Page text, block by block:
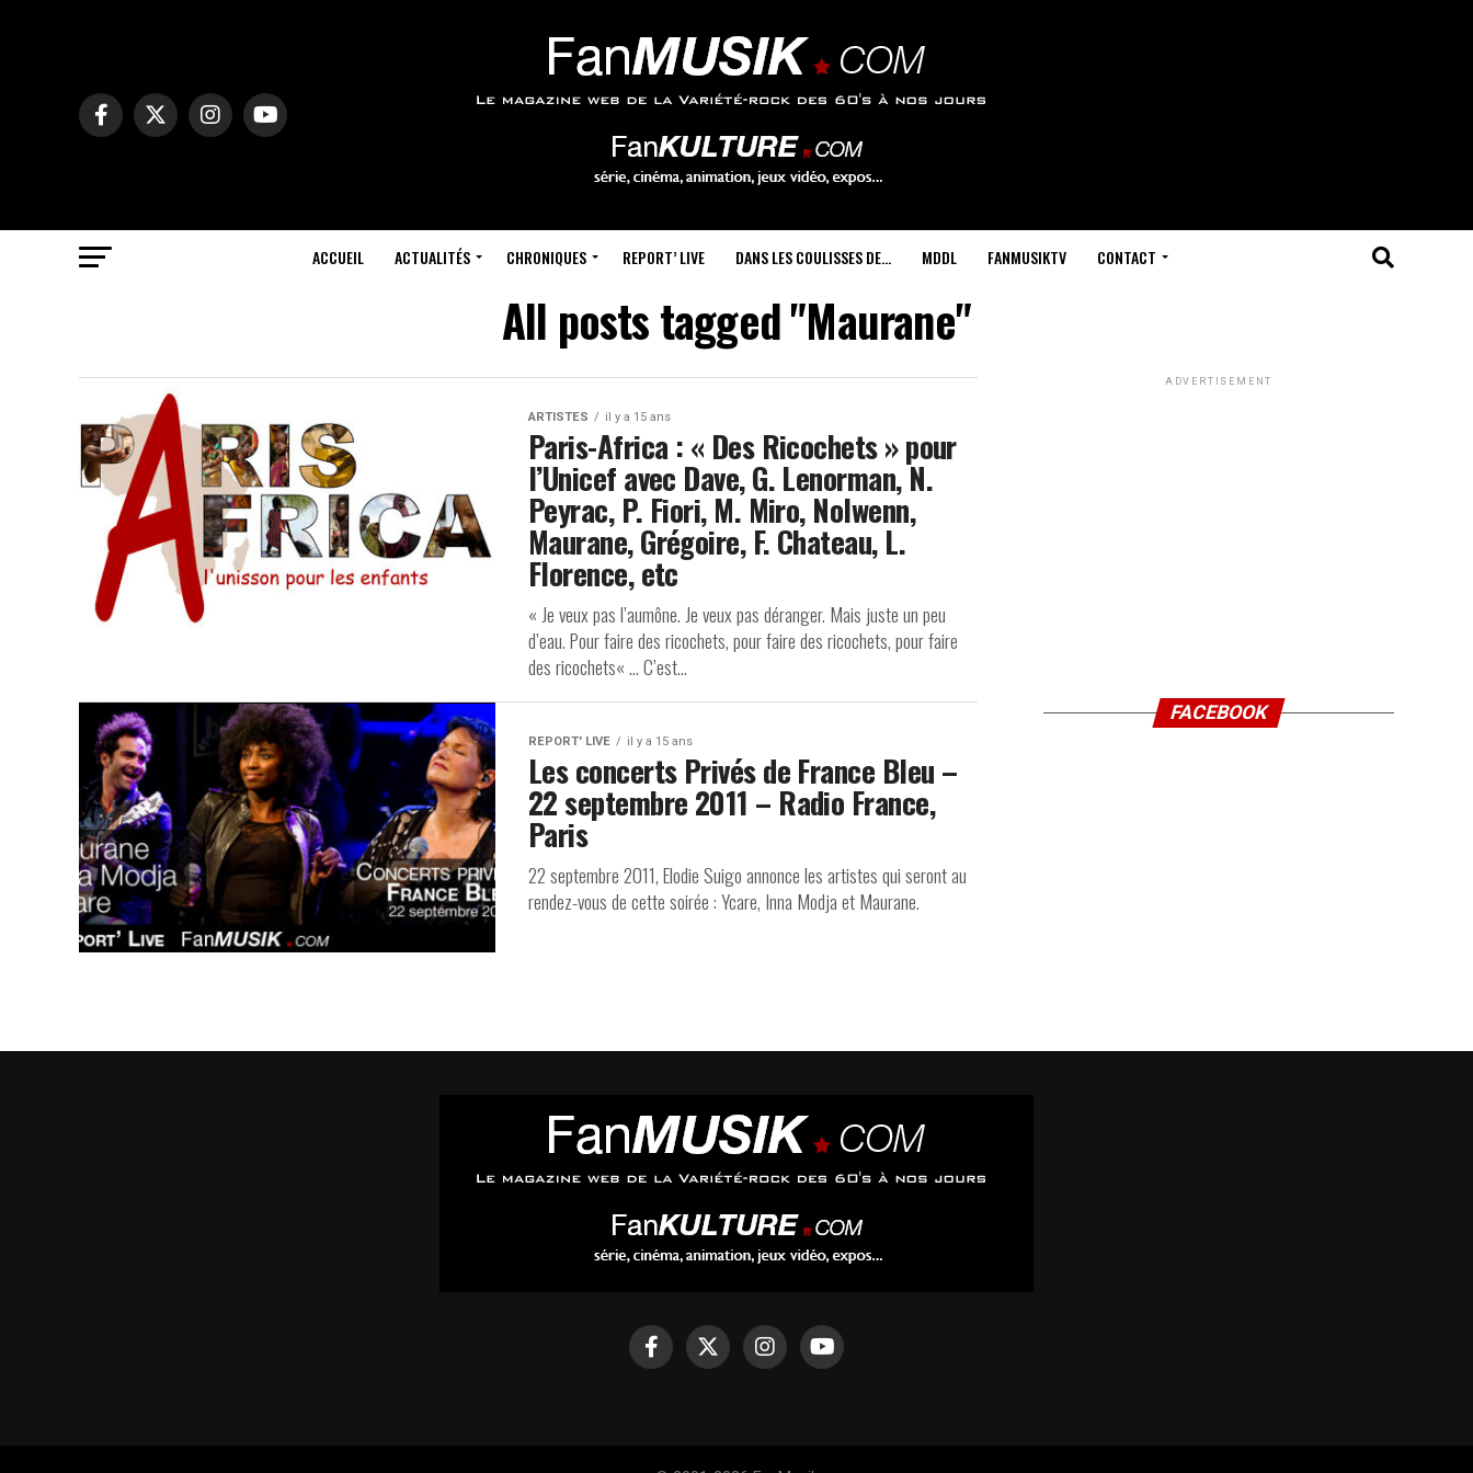
ACCUEIL ACTUALITÉS CHRONIQUES REPORT’ LIVE DANS LES COULISSES DE… MDDL FANMUSIKTV CONTACT
All posts tagged "Maurane"
ARTISTES il y a 15 ans
Paris-Africa : « Des Ricochets » pour
l’Unicef avec Dave, G. Lenorman, N.
Peyrac, P. Fiori, M. Miro, Nolwenn,
Maurane, Grégoire, F. Chateau, L.
Florence, etc
« Je veux pas l’aumône. Je veux pas déranger. Mais juste un peu
d’eau. Pour faire des ricochets, pour faire des ricochets, pour faire
des ricochets« … C’est...
REPORT' LIVE il y a 15 ans
Les concerts Privés de France Bleu –
22 septembre 2011 – Radio France,
Paris
22 septembre 2011, Elodie Suigo annonce les artistes qui seront au
rendez-vous de cette soirée : Ycare, Inna Modja et Maurane.
ADVERTISEMENT
FACEBOOK